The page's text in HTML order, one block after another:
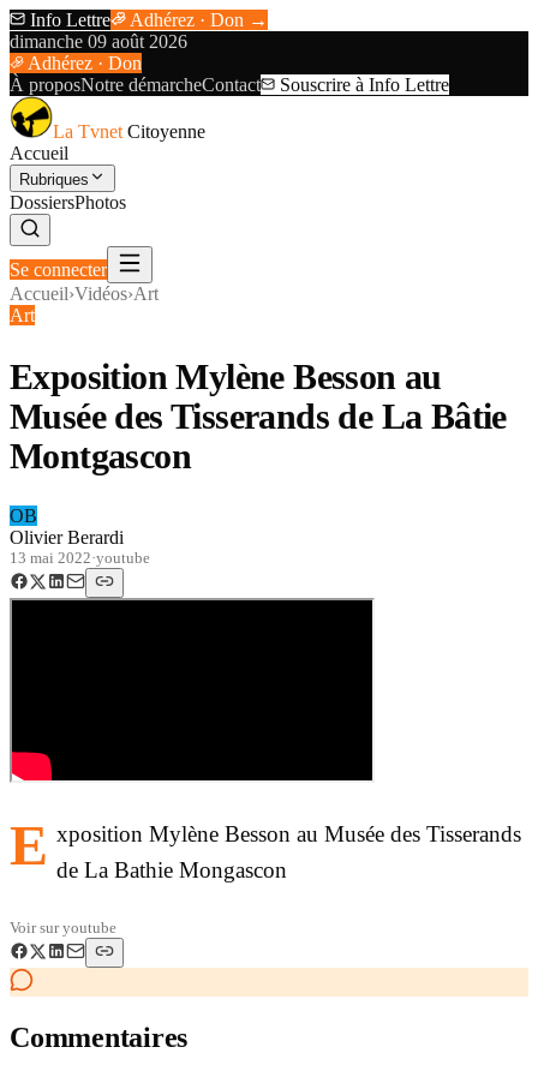
Info Lettre
Adhérez · Don →
dimanche 09 août 2026
Adhérez · Don
À proposNotre démarcheContact Souscrire à Info Lettre
La Tvnet Citoyenne
Accueil
Rubriques
DossiersPhotos
Se connecter
Accueil›Vidéos›Art
Art
Exposition Mylène Besson au
Musée des Tisserands de La Bâtie
Montgascon
OB
Olivier Berardi
13 mai 2022·youtube
E xposition Mylène Besson au Musée des Tisserands
de La Bathie Mongascon
Voir suryoutube
Commentaires